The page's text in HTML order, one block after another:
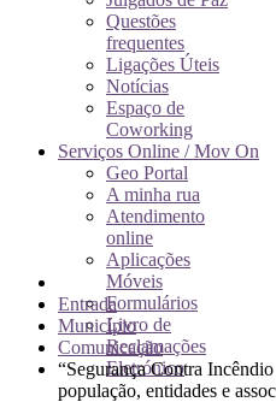
Questões
frequentes
Ligações Úteis
Notícias
Espaço de
Coworking
Serviços Online / Mov On
Geo Portal
A minha rua
Atendimento
online
Aplicações
Móveis
Formulários
Livro de
Reclamações
Eletrónico
Entrada
Município
Comunicação
“Segurança Contra
população, entidades e